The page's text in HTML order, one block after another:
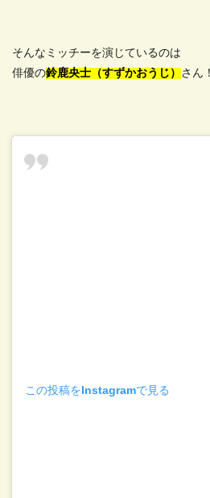
そんなミッチーを演じているのは
俳優の鈴鹿央士（すずかおうじ） さん！
この投稿をInstagramで見る